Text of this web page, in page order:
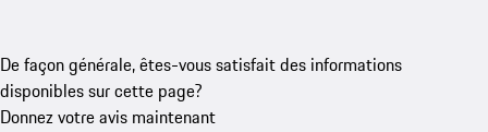
De façon générale, êtes-vous satisfait des informations
disponibles sur cette page?
Donnez votre avis maintenant